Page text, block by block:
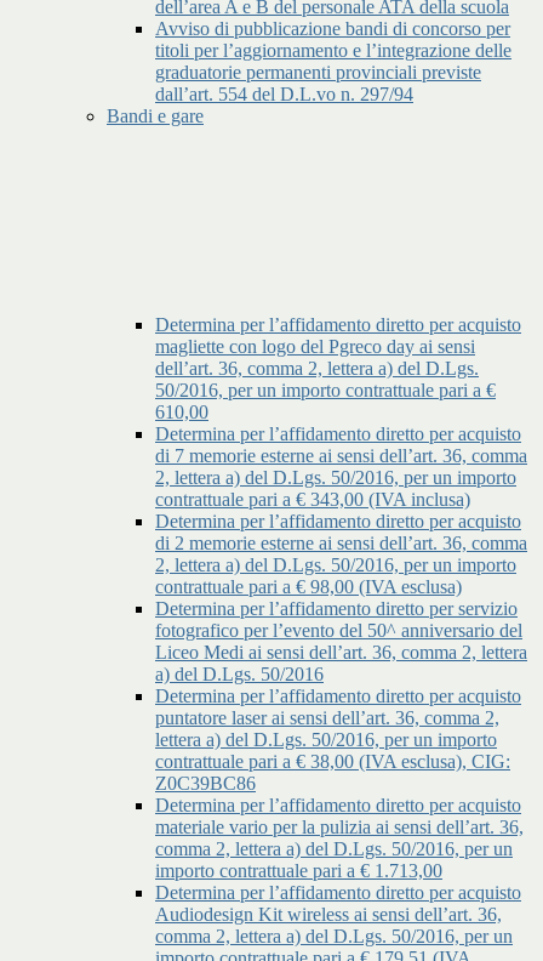
dell’area A e B del personale ATA della scuola
Avviso di pubblicazione bandi di concorso per
titoli per l’aggiornamento e l’integrazione delle
graduatorie permanenti provinciali previste
dall’art. 554 del D.L.vo n. 297/94
Bandi e gare
Determina per l’affidamento diretto per acquisto
magliette con logo del Pgreco day ai sensi
dell’art. 36, comma 2, lettera a) del D.Lgs.
50/2016, per un importo contrattuale pari a €
610,00
Determina per l’affidamento diretto per acquisto
di 7 memorie esterne ai sensi dell’art. 36, comma
2, lettera a) del D.Lgs. 50/2016, per un importo
contrattuale pari a € 343,00 (IVA inclusa)
Determina per l’affidamento diretto per acquisto
di 2 memorie esterne ai sensi dell’art. 36, comma
2, lettera a) del D.Lgs. 50/2016, per un importo
contrattuale pari a € 98,00 (IVA esclusa)
Determina per l’affidamento diretto per servizio
fotografico per l’evento del 50^ anniversario del
Liceo Medi ai sensi dell’art. 36, comma 2, lettera
a) del D.Lgs. 50/2016
Determina per l’affidamento diretto per acquisto
puntatore laser ai sensi dell’art. 36, comma 2,
lettera a) del D.Lgs. 50/2016, per un importo
contrattuale pari a € 38,00 (IVA esclusa), CIG:
Z0C39BC86
Determina per l’affidamento diretto per acquisto
materiale vario per la pulizia ai sensi dell’art. 36,
comma 2, lettera a) del D.Lgs. 50/2016, per un
importo contrattuale pari a € 1.713,00
Determina per l’affidamento diretto per acquisto
Audiodesign Kit wireless ai sensi dell’art. 36,
comma 2, lettera a) del D.Lgs. 50/2016, per un